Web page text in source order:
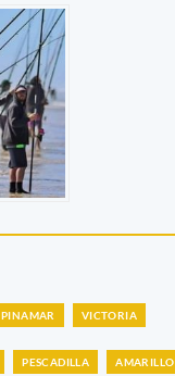
PINAMAR VICTORIA
PESCADILLA AMARILLO